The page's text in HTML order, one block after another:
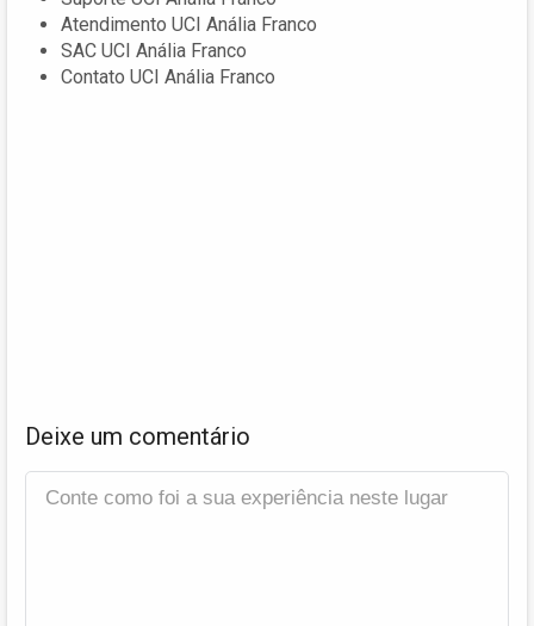
Atendimento UCI Anália Franco
SAC UCI Anália Franco
Contato UCI Anália Franco
Deixe um comentário